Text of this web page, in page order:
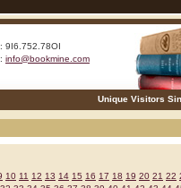
9I6.752.78OI
info@bookmine.com
Unique Visitors
10 11 12 13 14 15 16 17 18 19 20 21 22